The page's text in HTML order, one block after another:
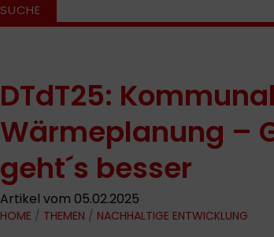
SUCHE
DTdT25:
Wärmeplanung –
geht´s besser
Artikel vom 05.02.2025
HOME / THEMEN / NACHHALTIGE ENTWICKLUNG